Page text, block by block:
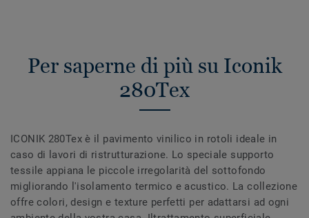
Per saperne di più su Iconik
280Tex
ICONIK 280Tex è il pavimento vinilico in rotoli ideale in
caso di lavori di ristrutturazione. Lo speciale supporto
tessile appiana le piccole irregolarità del sottofondo
migliorando l'isolamento termico e acustico. La collezione
offre colori, design e texture perfetti per adattarsi ad ogni